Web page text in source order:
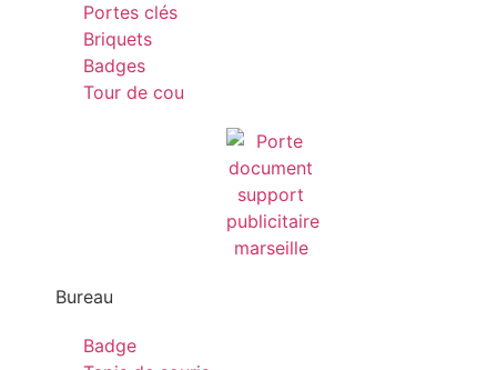
Portes clés
Briquets
Badges
Tour de cou
Bureau
Badge